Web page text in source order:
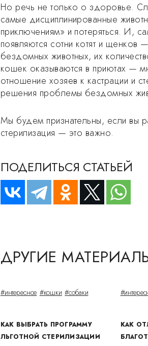
Но речь не только о здоровье.
самые дисциплинированные
приключениям» и потеряться. И,
появляются сотни котят и
бездомных животных, их
кошек оказываются в приютах —
отношение хозяев к кастрации и
решения проблемы бездомных
Мы будем признательны, если вы
стерилизация — это важно.
ПОДЕЛИТЬСЯ СТАТЬЕЙ
ДРУГИЕ
#интересное #кошки #собаки
КАК ВЫБРАТЬ ПРОГРАММУ
ЛЬГОТНОЙ СТЕРИЛИЗАЦИИ
КАК